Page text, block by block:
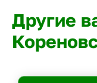
Другие